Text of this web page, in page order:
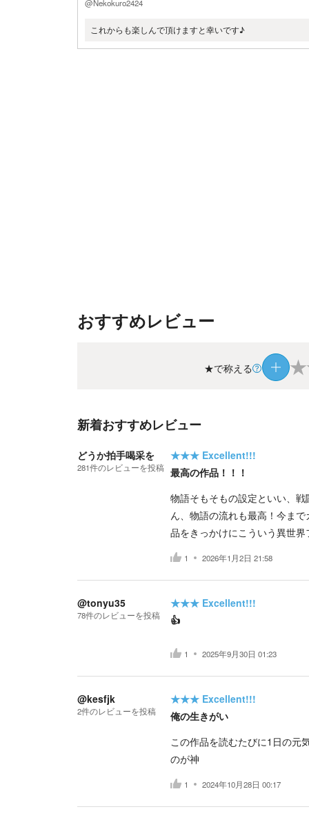
@Nekokuro2424
これからも楽しんで頂けますと幸いです♪
おすすめレビュー
★で称える ★
新着おすすめレビュー
どうか拍手喝采を
281件のレビューを投稿
★★★ Excellent!!!
最高の作品！！！
物語そもそもの設定といい、
ん、物語の流れも最高！今ま
品をきっかけにこういう異世
1 2026年1月2日 21:58
@tonyu35
78件のレビューを投稿
★★★ Excellent!!!
👍
1 2025年9月30日 01:23
@kesfjk
2件のレビューを投稿
★★★ Excellent!!!
俺の生きがい
この作品を読むたびに1日の元
のが神
1 2024年10月28日 00:17